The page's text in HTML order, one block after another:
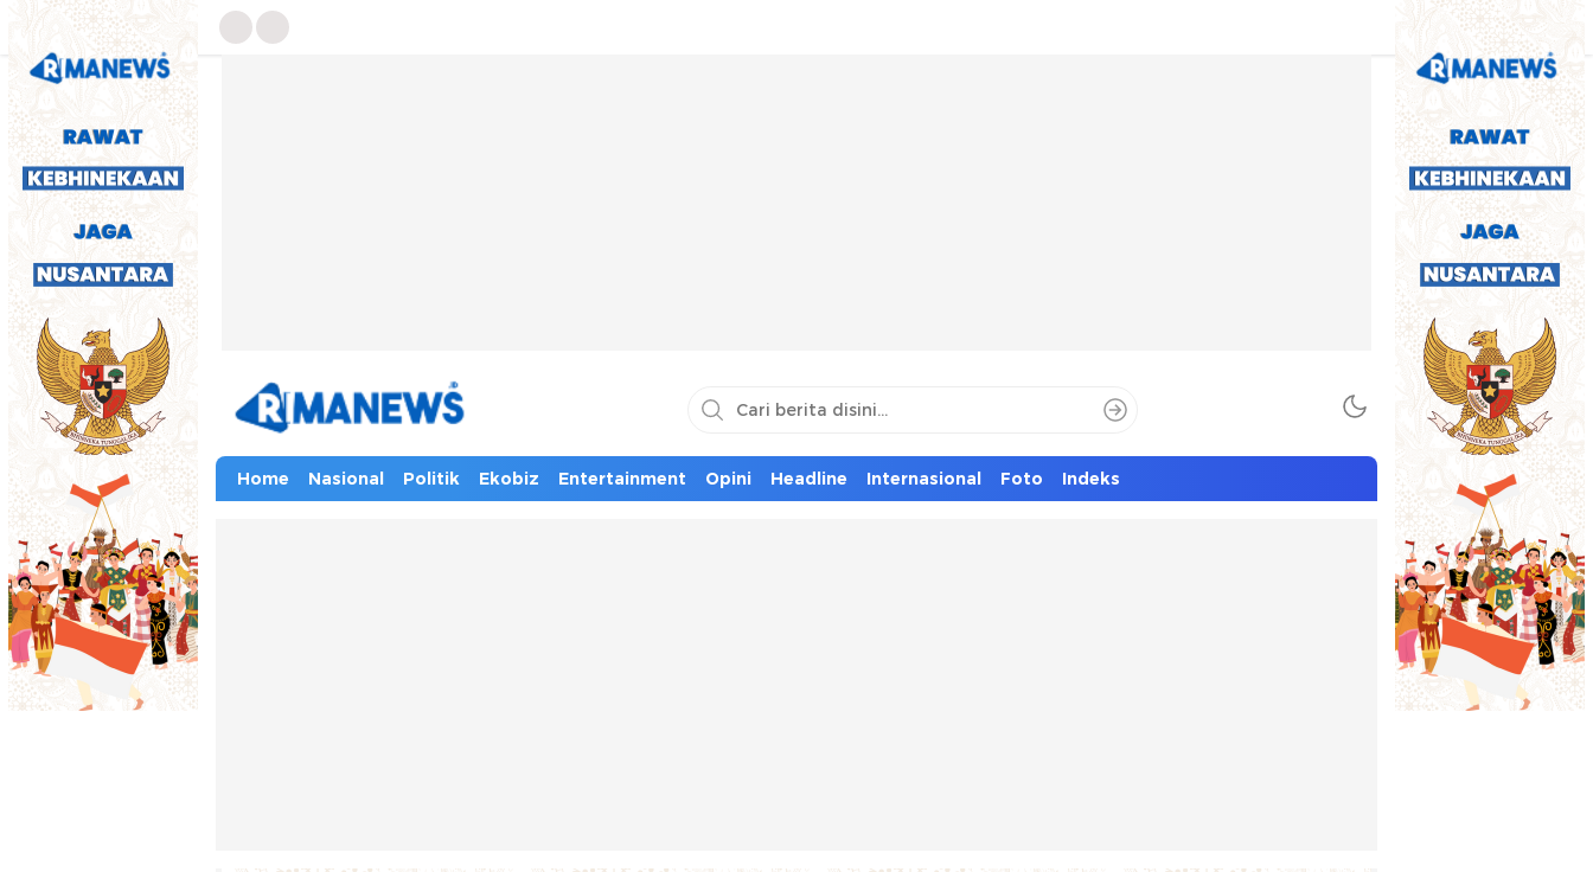
Home Nasional Politik Ekobiz Entertainment Opini Headline Internasional Foto Indeks